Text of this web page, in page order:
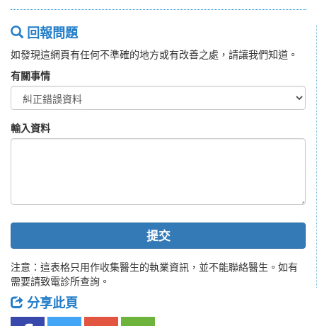
回報問題
如發現這網頁有任何不準確的地方或有改善之處，請讓我們知道。
有關事情
輸入資料
提交
注意：這表格只用作收集醫生的執業資訊，並不能聯絡醫生。如有
需要請致電診所查詢。
分享此頁